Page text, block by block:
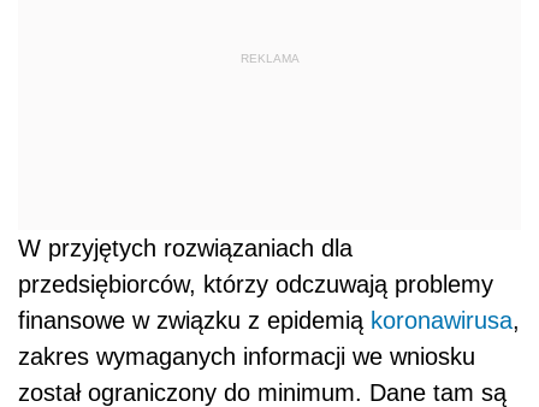
REKLAMA
W przyjętych rozwiązaniach dla
przedsiębiorców, którzy odczuwają problemy
finansowe w związku z epidemią koronawirusa,
zakres wymaganych informacji we wniosku
został ograniczony do minimum. Dane tam są